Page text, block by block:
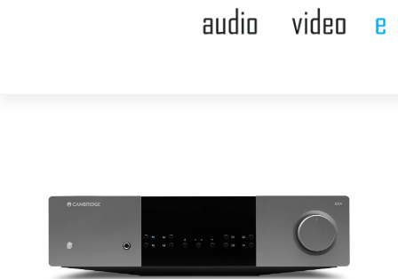
CAMBRIDGE AUDIO EXA100 LUNA GREY
STEREO PASTIPRINĀTĀJS (cena par gab.)